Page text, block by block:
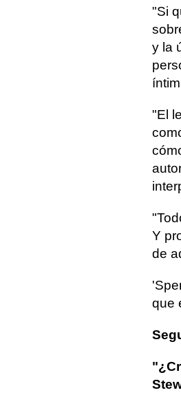
"Si
y la
"El
Y
de
que